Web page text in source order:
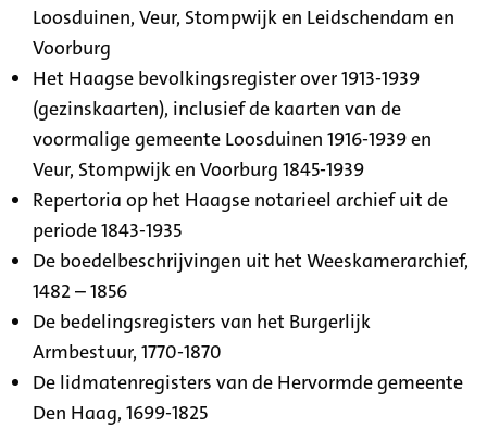
Loosduinen, Veur, Stompwijk en Leidschendam en
Voorburg
Het Haagse bevolkingsregister over 1913-1939
(gezinskaarten), inclusief de kaarten van de
voormalige gemeente Loosduinen 1916-1939 en
Veur, Stompwijk en Voorburg 1845-1939
Repertoria op het Haagse notarieel archief uit de
periode 1843-1935
De boedelbeschrijvingen uit het Weeskamerarchief,
1482 – 1856
De bedelingsregisters van het Burgerlijk
Armbestuur, 1770-1870
De lidmatenregisters van de Hervormde gemeente
Den Haag, 1699-1825